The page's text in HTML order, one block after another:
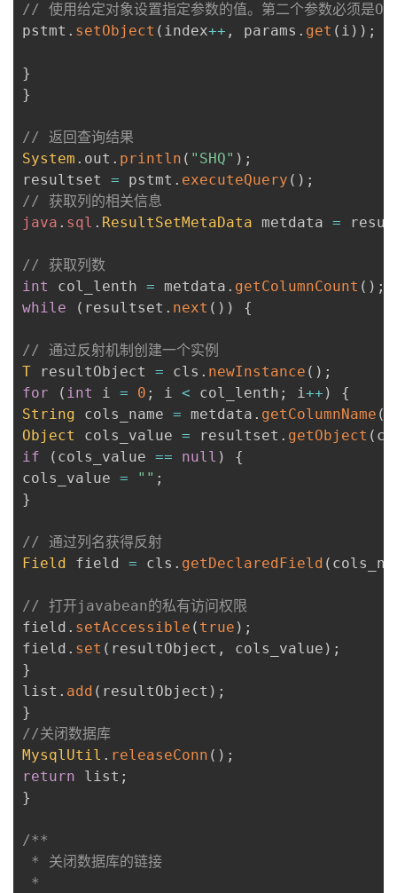
// 使用给定对象设置指定参数的值。第二个参数必须是
pstmt . setObject ( index++ , params . get ( i ) ) ;
}
}
// 返回查询结果
System . out . println ( "SHQ" ) ;
resultset = pstmt . executeQuery ( ) ;
// 获取列的相关信息
java . sql . ResultSetMetaData metdata =
// 获取列数
int
col_lenth = metdata . getColumnCount ( ) ;
while
( resultset . next ( ) ) {
// 通过反射机制创建一个实例
T resultObject = cls . newInstance ( ) ;
for
( int i = 0 ; i < col_lenth ; i++ )
{
String cols_name = metdata . getColumnName (
Object
cols_value = resultset . getObject (
if
( cols_value == null )
{
cols_value = "" ;
}
// 通过列名获得反射
Field field = cls . getDeclaredField (
// 打开javabean的私有访问权限
field . setAccessible ( true ) ;
field . set ( resultObject , cols_value ) ;
}
list . add ( resultObject ) ;
}
//关闭数据库
MysqlUtil . releaseConn ( ) ;
return list ;
}
/**
* 关闭数据库的链接
*